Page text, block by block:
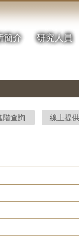
簡介 研究人員
階查詢 線上提